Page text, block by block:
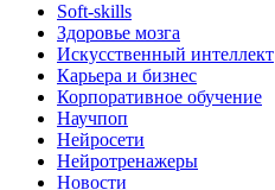
Soft-skills
Здоровье мозга
Искусственный интеллект
Карьера и бизнес
Корпоративное обучение
Научпоп
Нейросети
Нейротренажеры
Новости